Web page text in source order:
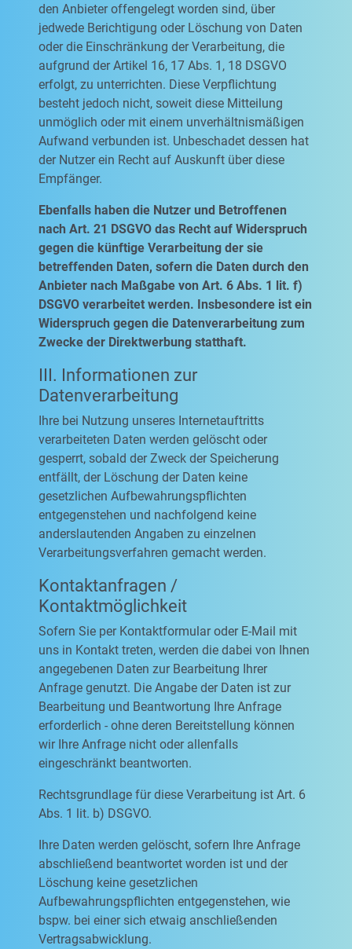
den Anbieter offengelegt worden sind, über
jedwede Berichtigung oder Löschung von Daten
oder die Einschränkung der Verarbeitung, die
aufgrund der Artikel 16, 17 Abs. 1, 18 DSGVO
erfolgt, zu unterrichten. Diese Verpflichtung
besteht jedoch nicht, soweit diese Mitteilung
unmöglich oder mit einem unverhältnismäßigen
Aufwand verbunden ist. Unbeschadet dessen hat
der Nutzer ein Recht auf Auskunft über diese
Empfänger.
Ebenfalls haben die Nutzer und Betroffenen
nach Art. 21 DSGVO das Recht auf Widerspruch
gegen die künftige Verarbeitung der sie
betreffenden Daten, sofern die Daten durch den
Anbieter nach Maßgabe von Art. 6 Abs. 1 lit. f)
DSGVO verarbeitet werden. Insbesondere ist ein
Widerspruch gegen die Datenverarbeitung zum
Zwecke der Direktwerbung statthaft.
III. Informationen zur
Datenverarbeitung
Ihre bei Nutzung unseres Internetauftritts
verarbeiteten Daten werden gelöscht oder
gesperrt, sobald der Zweck der Speicherung
entfällt, der Löschung der Daten keine
gesetzlichen Aufbewahrungspflichten
entgegenstehen und nachfolgend keine
anderslautenden Angaben zu einzelnen
Verarbeitungsverfahren gemacht werden.
Kontaktanfragen /
Kontaktmöglichkeit
Sofern Sie per Kontaktformular oder E-Mail mit
uns in Kontakt treten, werden die dabei von Ihnen
angegebenen Daten zur Bearbeitung Ihrer
Anfrage genutzt. Die Angabe der Daten ist zur
Bearbeitung und Beantwortung Ihre Anfrage
erforderlich - ohne deren Bereitstellung können
wir Ihre Anfrage nicht oder allenfalls
eingeschränkt beantworten.
Rechtsgrundlage für diese Verarbeitung ist Art. 6
Abs. 1 lit. b) DSGVO.
Ihre Daten werden gelöscht, sofern Ihre Anfrage
abschließend beantwortet worden ist und der
Löschung keine gesetzlichen
Aufbewahrungspflichten entgegenstehen, wie
bspw. bei einer sich etwaig anschließenden
Vertragsabwicklung.